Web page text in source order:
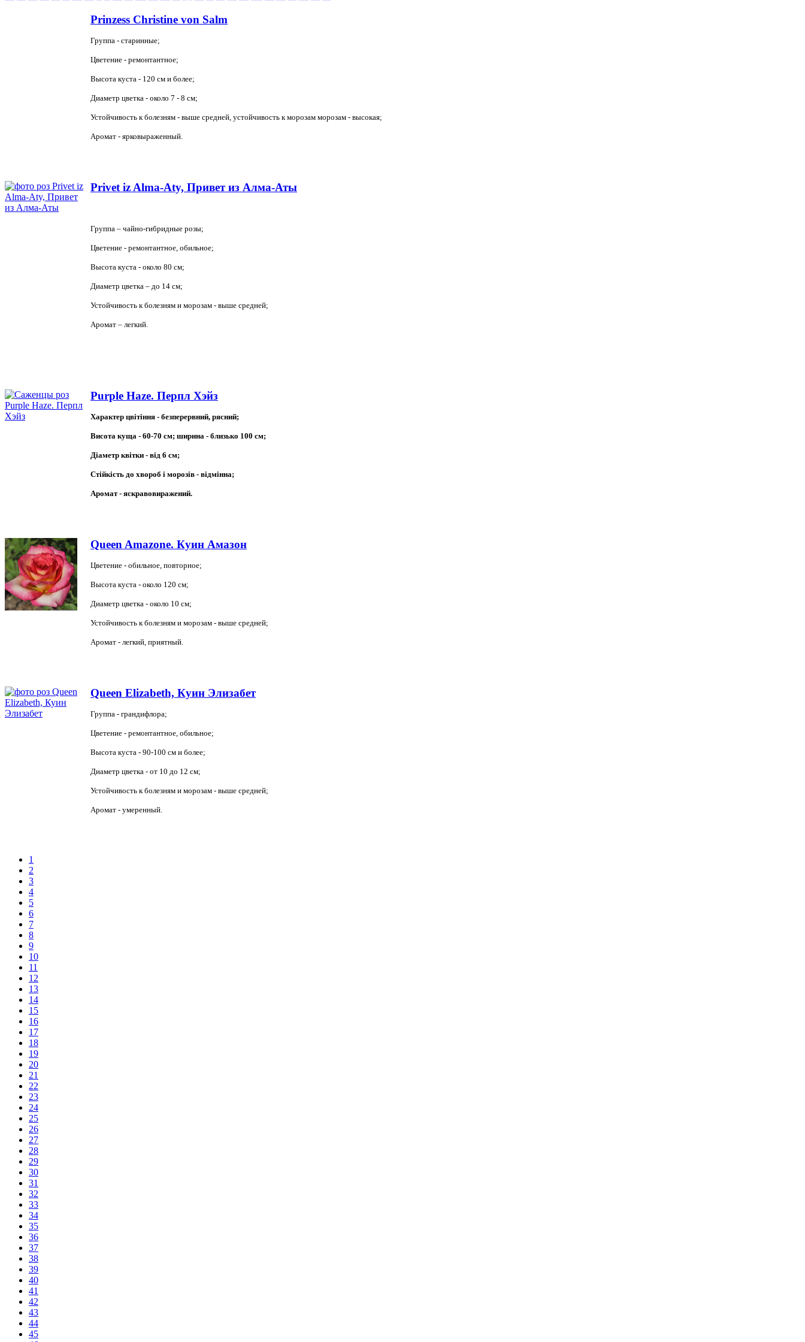
Prinzess Christine von Salm
Группа - старинные;
Цветение - ремонтантное;
Высота куста - 120 см и более;
Диаметр цветка - около 7 - 8 см;
Устойчивость к болезням - выше средней, устойчивость к морозам морозам - высокая;
Аромат - ярковыраженный.
Privet iz Alma-Aty, Привет из Алма-Аты
Группа – чайно-гибридные розы;
Цветение - ремонтантное, обильное;
Высота куста - около 80 см;
Диаметр цветка – до 14 см;
Устойчивость к болезням и морозам - выше средней;
Аромат – легкий.
Purple Haze. Перпл Хэйз
Характер цвітіння - безперервний, рясний;
Висота куща - 60-70 см; ширина - близько 100 см;
Діаметр квітки - від 6 см;
Стійкість до хвороб і морозів - відмінна;
Аромат - яскравовиражений.
Queen Amazone. Куин Амазон
Цветение - обильное, повторное;
Высота куста - около 120 см;
Диаметр цветка - около 10 см;
Устойчивость к болезням и морозам - выше средней;
Аромат - легкий, приятный.
Queen Elizabeth, Куин Элизабет
Группа - грандифлора;
Цветение - ремонтантное, обильное;
Высота куста - 90-100 см и более;
Диаметр цветка - от 10 до 12 см;
Устойчивость к болезням и морозам - выше средней;
Аромат - умеренный.
1
2
3
4
5
6
7
8
9
10
11
12
13
14
15
16
17
18
19
20
21
22
23
24
25
26
27
28
29
30
31
32
33
34
35
36
37
38
39
40
41
42
43
44
45